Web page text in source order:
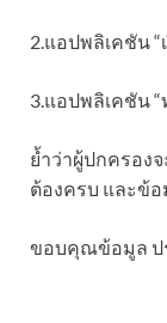
2.แอปพลิเคชัน “
3.แอปพลิเคชัน “
ย้ำว่าผู้ปกครอง
ต้องครบ และข้
ขอบคุณข้อมูล ป